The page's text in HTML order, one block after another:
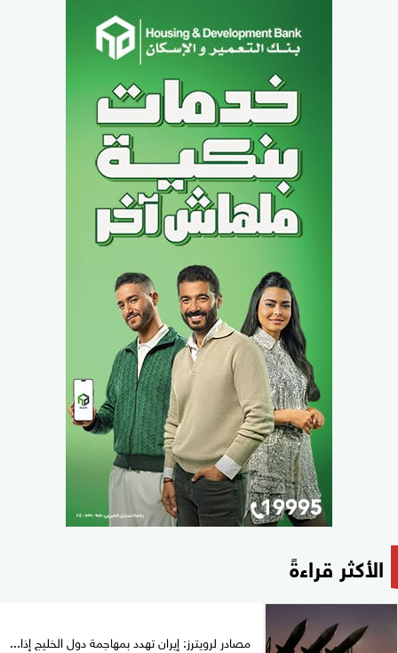
الأكثر قراءةً
مصادر لرويترز: إيران تهدد بمهاجمة دول الخليج إذا...